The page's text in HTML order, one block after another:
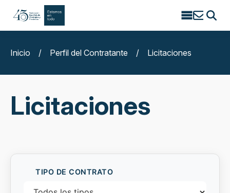
Search
Inicio
/ Perfil del Contratante / Licitaciones
Licitaciones
TIPO DE CONTRATO